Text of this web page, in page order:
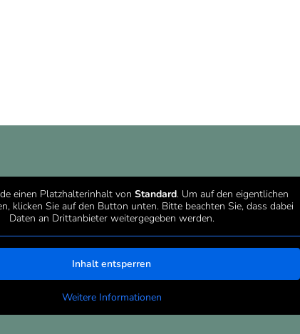
einen Platzhalterinhalt von Standard. Um auf den eigentlichen
klicken Sie auf den Button unten. Bitte beachten Sie, dass dabei
Daten an Drittanbieter weitergegeben werden.
Inhalt entsperren
Weitere Informationen